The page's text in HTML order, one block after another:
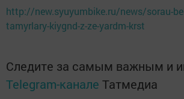
http://new.syuyumbike.ru/news/sorau-
tamyrlary-kiygnd-z-ze-yardm-krst
Следите за самым важным и
Telegram-канале Татмедиа